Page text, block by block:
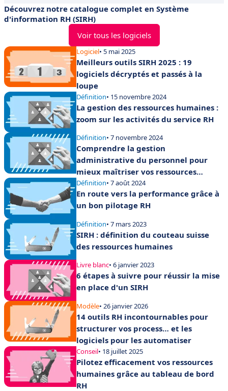
Découvrez notre catalogue complet en Système
d'information RH (SIRH)
Voir tous les logiciels
Logiciel• 5 mai 2025
Meilleurs outils SIRH 2025 : 19
logiciels décryptés et passés à la
loupe
Définition• 15 novembre 2024
La gestion des ressources humaines :
zoom sur les activités du service RH
Définition• 7 novembre 2024
Comprendre la gestion
administrative du personnel pour
mieux maîtriser vos ressources
humaines
Définition• 7 août 2024
En route vers la performance grâce à
un bon pilotage RH
Définition• 7 mars 2023
SIRH : définition du couteau suisse
des ressources humaines
Livre blanc• 6 janvier 2023
6 étapes à suivre pour réussir la mise
en place d'un SIRH
Modèle• 26 janvier 2026
14 outils RH incontournables pour
structurer vos process… et les
logiciels pour les automatiser
Conseil• 18 juillet 2025
Pilotez efficacement vos ressources
humaines grâce au tableau de bord
RH